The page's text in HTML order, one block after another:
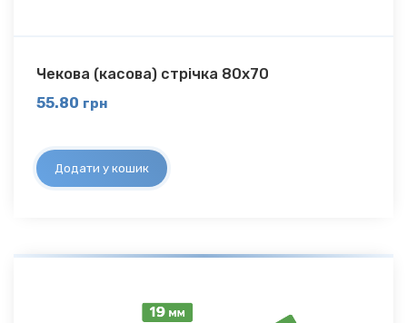
Чекова (касова) стрічка 80х70
55.80 грн
Додати у кошик